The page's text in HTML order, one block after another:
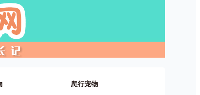
爬行宠物